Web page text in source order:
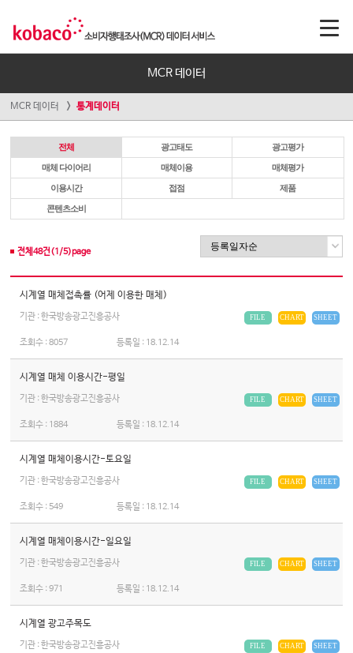
MCR 데이터
MCR 데이터 통계데이터
전체 광고태도 광고평가
매체 다이어리 매체이용 매체평가
이용시간 접점 제품
콘텐츠소비
전체 48건(1 /5)page
시계열 매체접촉률 (어제 이용한 매체)
기관 : 한국방송광고진흥공사 SHEET
CHART
FILE
조회수 :8057 등록일 : 18.12.14
시계열 매체 이용시간-평일
기관 : 한국방송광고진흥공사 SHEET
CHART
FILE
조회수 : 1884 등록일 : 18.12.14
시계열 매체이용시간-토요일
기관 : 한국방송광고진흥공사 SHEET
CHART
FILE
조회수 : 549 등록일 : 18.12.14
시계열 매체이용시간-일요일
기관 : 한국방송광고진흥공사 SHEET
CHART
FILE
조회수 :971 등록일 : 18.12.14
시계열 광고주목도
기관 : 한국방송광고진흥공사 SHEET
CHART
FILE